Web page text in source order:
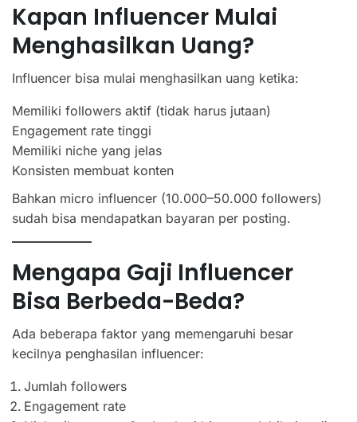
Kapan Influencer Mulai
Menghasilkan Uang?
Influencer bisa mulai menghasilkan uang ketika:
Memiliki followers aktif (tidak harus jutaan)
Engagement rate tinggi
Memiliki niche yang jelas
Konsisten membuat konten
Bahkan micro influencer (10.000–50.000 followers)
sudah bisa mendapatkan bayaran per posting.
Mengapa Gaji Influencer
Bisa Berbeda-Beda?
Ada beberapa faktor yang memengaruhi besar
kecilnya penghasilan influencer:
Jumlah followers
Engagement rate